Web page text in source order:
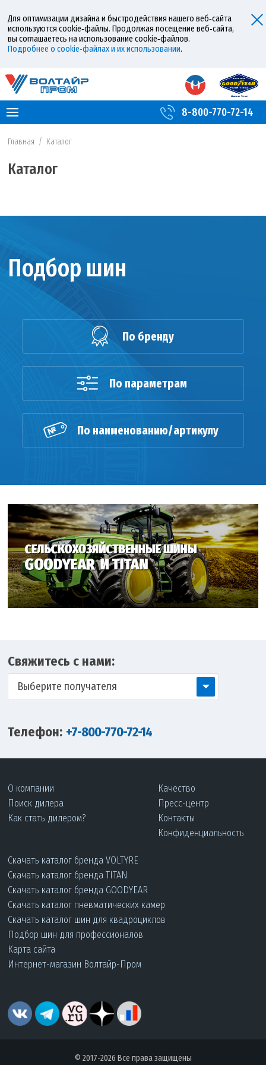
Для оптимизации дизайна и быстродействия нашего веб‑сайта
используются cookie‑файлы. Продолжая посещение веб‑сайта,
вы соглашаетесь на использование cookie‑файлов.
Подробнее о cookie‑файлах и их использовании.
8-800-770-72-14
Главная / Каталог
Каталог
Подбор шин
По бренду
По параметрам
По наименованию/артикулу
Свяжитесь с нами:
Выберите получателя
Телефон: +7-800-770-72-14
О компании
Поиск дилера
Как стать дилером?
Качество
Пресс-центр
Контакты
Конфиденциальность
Скачать каталог бренда VOLTYRE
Скачать каталог бренда TITAN
Скачать каталог бренда GOODYEAR
Скачать каталог пневматических камер
Скачать каталог шин для квадроциклов
Подбор шин для профессионалов
Карта сайта
Интернет-магазин Волтайр-Пром
© 2017-2026 Все права защищены